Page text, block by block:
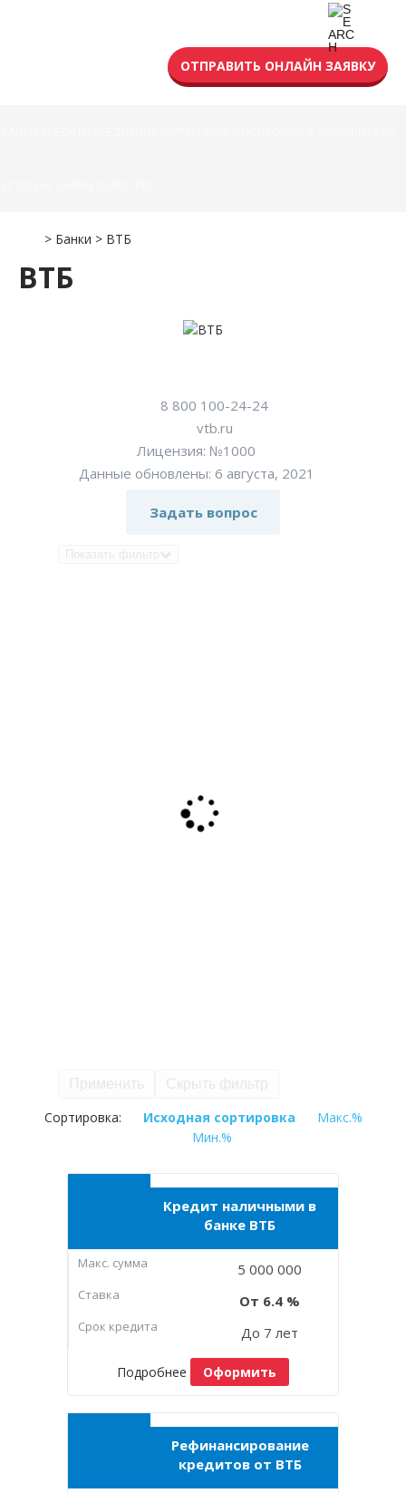
ОТПРАВИТЬ ОНЛАЙН ЗАЯВКУ
> Банки > ВТБ
ВТБ
8 800 100-24-24
vtb.ru
Лицензия: №1000
Данные обновлены: 6 августа, 2021
Задать вопрос
Сортировка: Исходная сортировка
Макс.%
Мин.%
Кредит наличными в
банке ВТБ
Макc. сумма 5 000 000
Ставка 6.4
Срок кредита До 7 лет
Подробнее Оформить
Рефинансирование
кредитов от ВТБ